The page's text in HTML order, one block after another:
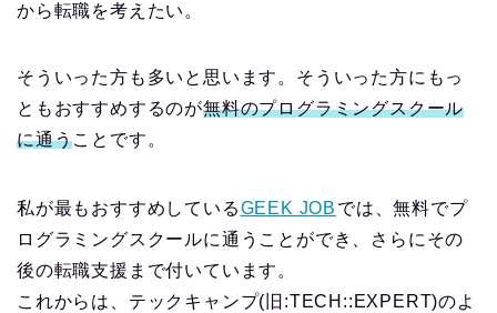
から転職を考えたい。
そういった方も多いと思います。そういった方にもっ
ともおすすめするのが無料のプログラミングスクール
に通うことです。
私が最もおすすめしているGEEK JOB では、無料でプ
ログラミングスクールに通うことができ、さらにその
後の転職支援まで付いています。
これからは、テックキャンプ(旧:TECH::EXPERT)のよ